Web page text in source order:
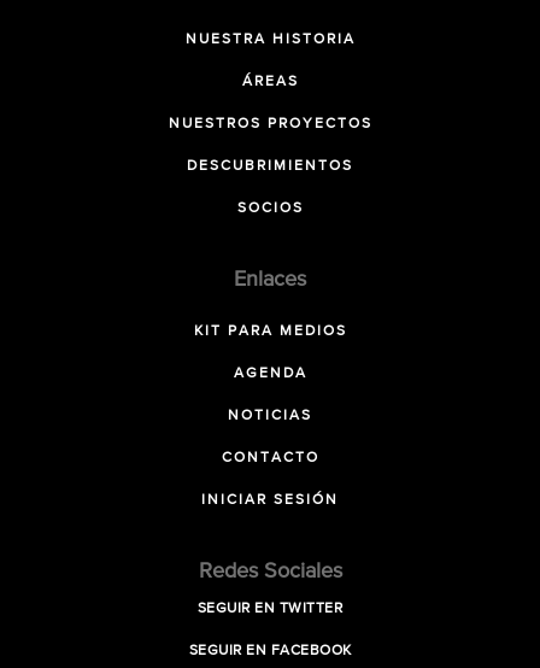
NUESTRA HISTORIA
ÁREAS
NUESTROS PROYECTOS
DESCUBRIMIENTOS
SOCIOS
Enlaces
KIT PARA MEDIOS
AGENDA
NOTICIAS
CONTACTO
INICIAR SESIÓN
Redes Sociales
SEGUIR EN TWITTER
SEGUIR EN FACEBOOK